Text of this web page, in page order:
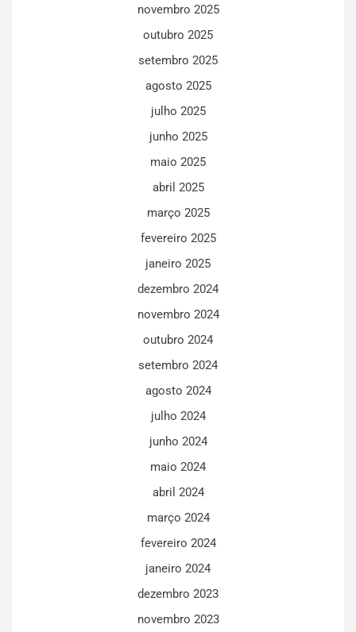
novembro 2025
outubro 2025
setembro 2025
agosto 2025
julho 2025
junho 2025
maio 2025
abril 2025
março 2025
fevereiro 2025
janeiro 2025
dezembro 2024
novembro 2024
outubro 2024
setembro 2024
agosto 2024
julho 2024
junho 2024
maio 2024
abril 2024
março 2024
fevereiro 2024
janeiro 2024
dezembro 2023
novembro 2023